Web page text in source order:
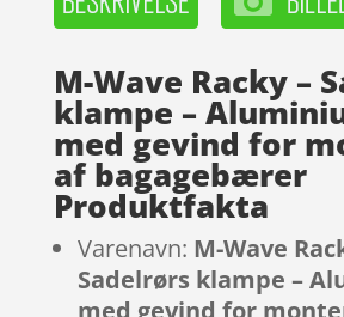
M-Wave Racky –
klampe –
med gevind for
af bagagebærer
Produktfakta
Varenavn: M-Wave
Sadelrørs klampe –
med gevind for